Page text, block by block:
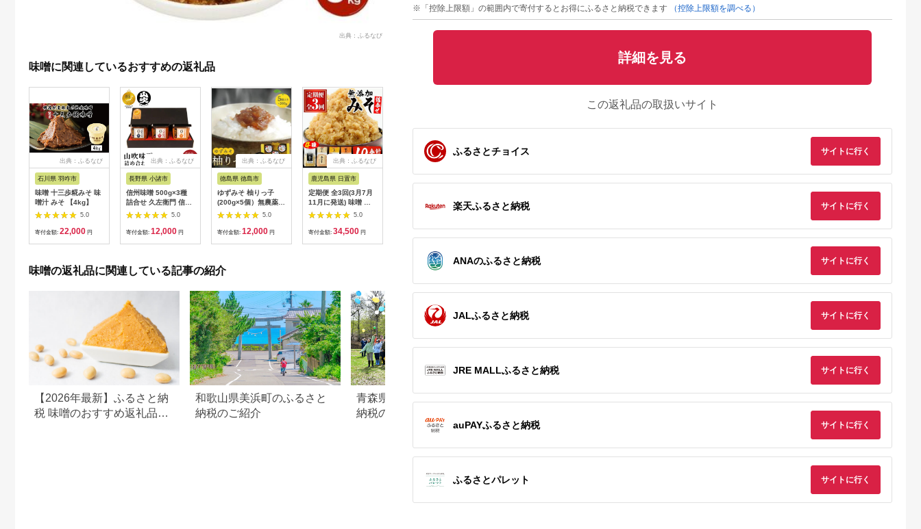
出典：ふるなび
味噌に関連しているおすすめの返礼品
出典：ふるなび
石川県 羽咋市
味噌 十三歩糀みそ 味
噌汁 みそ 【4kg】
5.0
寄付金額: 22,000 円
出典：ふるなび
長野県 小諸市
信州味噌 500g×3種
詰合せ 久左衛門 信州
味噌
5.0
寄付金額: 12,000 円
出典：ふるなび
徳島県 徳島市
ゆずみそ 柚りっ子
(200g×5個）無農薬
無添加
5.0
寄付金額: 12,000 円
出典：ふるなび
鹿児島県 日置市
定期便 全3回(3月7月
11月に発送) 味噌 詰
合せ 4種×各1kg×3回
合計12kg 麦みそ 合わ
せみそ 玄米みそ 米み
5.0
寄付金額: 34,500 円
出典：ふるなび
だわり セット 限定品
おまかせ 味噌
33,000
味噌 CDN010 味噌 自
由研究
13,000 12,000 12,000
おばあちゃんの手づく
り丹波黒大豆入り味噌
AS2BB10-box | 味噌
みそ お味噌 ミソ 味噌
みそ お味噌 ミソ 味噌
みそ お味噌 ミソ 味噌
みそ お味噌 ミソ 味噌
みそ お味噌 ミソ 味噌
みそ お味噌 ミソ 味噌
みそ お味噌 ミソ 味噌
みそ お味噌 ミソ 味噌
みそ お味噌 ミソ 味噌
みそ お味噌 ミソ 味噌
みそ お味噌 ミソ 味噌
17,000
【12回定期便】こし
味噌 10割麹「秋田に
かほ味噌」
1.5kg（750g×2）
103,000
味噌の返礼品に関連している記事の紹介
【2026年最新】ふるさと納
税 味噌のおすすめ返礼品ラ
和歌山県美浜町のふるさと
納税のご紹介
青森県鰺ヶ沢町のふるさと
納税のご紹介
※「控除上限額」の範囲内で寄付するとお得にふるさと納税できます
（控除上限額を調べる）
詳細を見る
この返礼品の取扱いサイト
ふるさとチョイス サイトに行く
楽天ふるさと納税 サイトに行く
ANAのふるさと納税 サイトに行く
JALふるさと納税 サイトに行く
JRE MALLふるさと納税 サイトに行く
auPAYふるさと納税 サイトに行く
ふるさとパレット サイトに行く